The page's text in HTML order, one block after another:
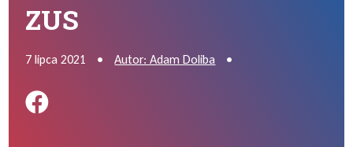
ZUS
7 lipca 2021 • Autor: Adam Doliba •
Podziel się na FB